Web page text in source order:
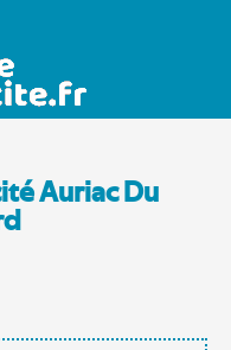
Auriac Du